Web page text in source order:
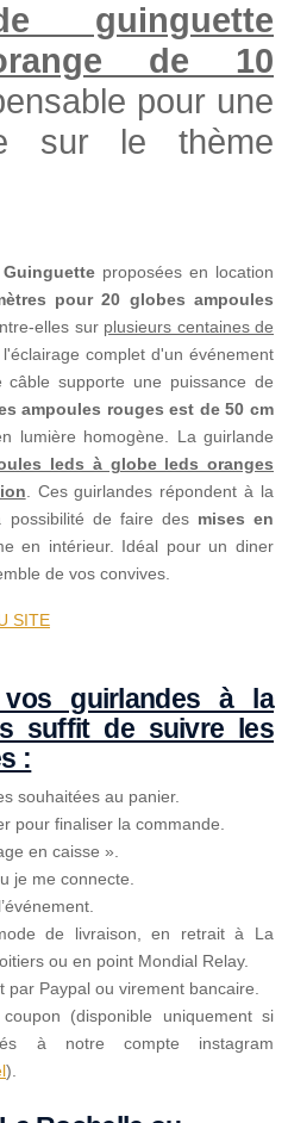
guinguette
de 10
pour une
sur le thème
Guinguetteproposées en location
pour 20 globes ampoules
elles sur plusieurs centaines de
complet d'un événement
supporte une puissance de
ampoules rouges est de 50 cm
lumière homogène. La guirlande
leds à globe leds oranges
. Ces guirlandes répondent à la
possibilité de faire des mises en
en intérieur. Idéal pour un diner
de vos convives.
SITE
guirlandes à la
suffit de suivre les
:
souhaitées au panier.
pour finaliser la commande.
en caisse ».
je me connecte.
de livraison, en retrait à La
ou en point Mondial Relay.
par Paypal ou virement bancaire.
(disponible uniquement si
à notre compte instagram
).